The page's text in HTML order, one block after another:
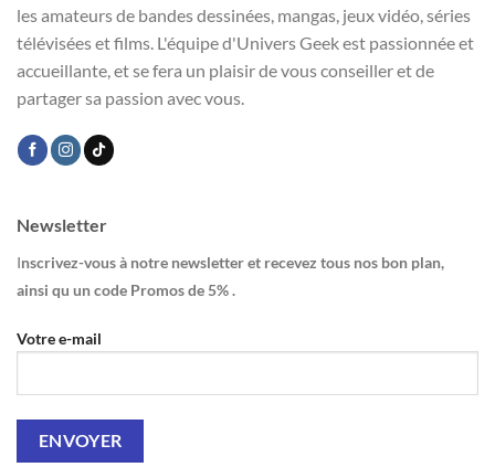
les amateurs de bandes dessinées, mangas, jeux vidéo, séries
télévisées et films. L'équipe d'Univers Geek est passionnée et
accueillante, et se fera un plaisir de vous conseiller et de
partager sa passion avec vous.
Newsletter
Inscrivez-vous à notre newsletter et recevez tous nos bon plan,
ainsi qu un code Promos de 5% .
Votre e-mail